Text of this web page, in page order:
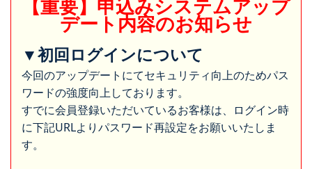
【重要】申込みシステムアップ
デート内容のお知らせ
▼初回ログインについて
今回のアップデートにてセキュリティ向上のためパス
ワードの強度向上しております。
すでに会員登録いただいているお客様は、ログイン時
に下記URLよりパスワード再設定をお願いいたしま
す。